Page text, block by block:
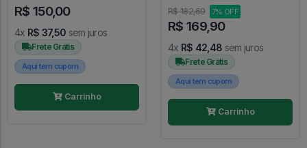
R$ 150,00
4x R$ 37,50 sem juros
Frete Grátis
Aqui tem cupom
Carrinho
R$ 182,69 7% OFF
R$ 169,90
4x R$ 42,48 sem juros
Frete Grátis
Aqui tem cupom
Carrinho